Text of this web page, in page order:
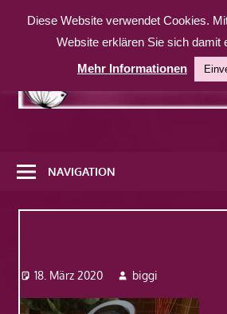
Inhalt
weitere
Website
NAVIGATION
18. März 2020 biggi
Diese Website verwendet Cookies.
Website erklären Sie sich damit
Mehr Informationen